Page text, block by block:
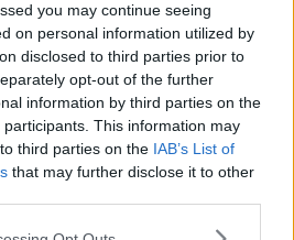
you may continue seeing
on personal information utilized by
disclosed to third parties prior to
opt-out of the further
information by third parties on the
participants. This information may
third parties on the IAB’s List of
that may further disclose it to other